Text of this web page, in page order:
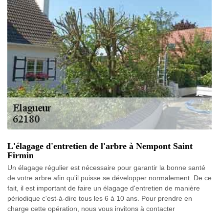
L'élagage d'entretien de l'arbre à Nempont Saint
Firmin
Un élagage régulier est nécessaire pour garantir la bonne santé
de votre arbre afin qu'il puisse se développer normalement. De ce
fait, il est important de faire un élagage d'entretien de manière
périodique c'est-à-dire tous les 6 à 10 ans. Pour prendre en
charge cette opération, nous vous invitons à contacter